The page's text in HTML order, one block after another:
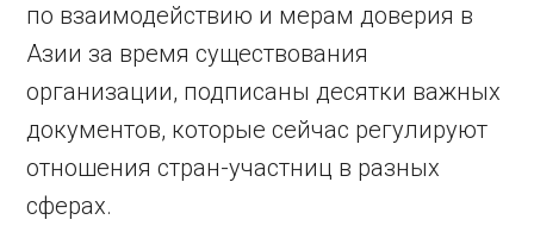
по взаимодействию и мерам доверия в
Азии за время существования
организации, подписаны десятки важных
документов, которые сейчас регулируют
отношения стран-участниц в разных
сферах.